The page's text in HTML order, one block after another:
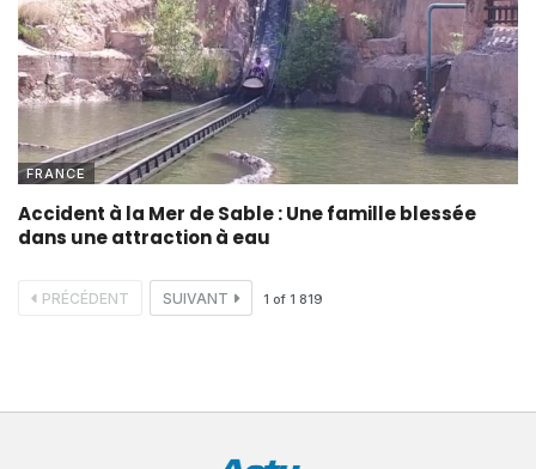
FRANCE
Accident à la Mer de Sable : Une famille blessée
dans une attraction à eau
PRÉCÉDENT SUIVANT 1 of 1 819